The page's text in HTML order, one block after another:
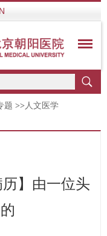
题 >> 人文医学
历】由一位头